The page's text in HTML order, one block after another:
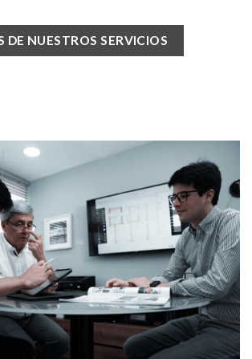
DE NUESTROS SERVICIOS